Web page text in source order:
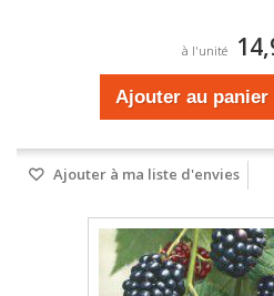
à l'unité
Ajouter au panier
Ajouter à ma liste d'envies